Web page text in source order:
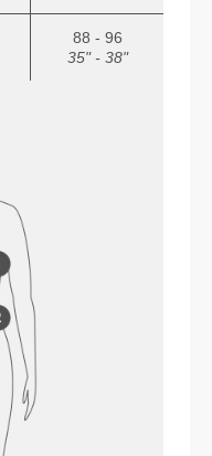
88 - 96
35" - 38"